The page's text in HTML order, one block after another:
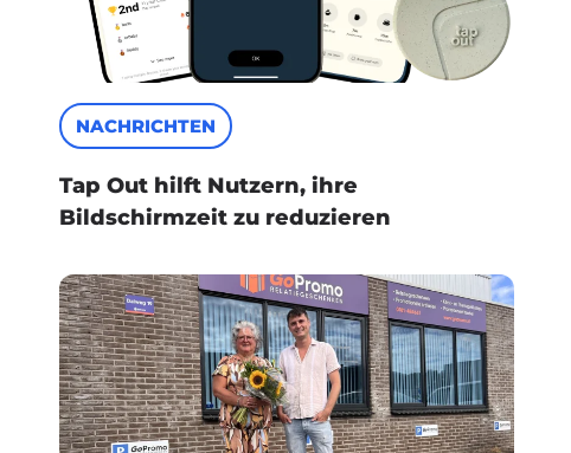
NACHRICHTEN
Tap Out hilft Nutzern, ihre
Bildschirmzeit zu reduzieren